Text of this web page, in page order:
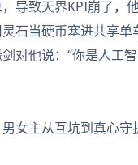
导致天界KPI崩了，
石当硬币塞进共享
对他说：“你是人工
女主从互坑到真心